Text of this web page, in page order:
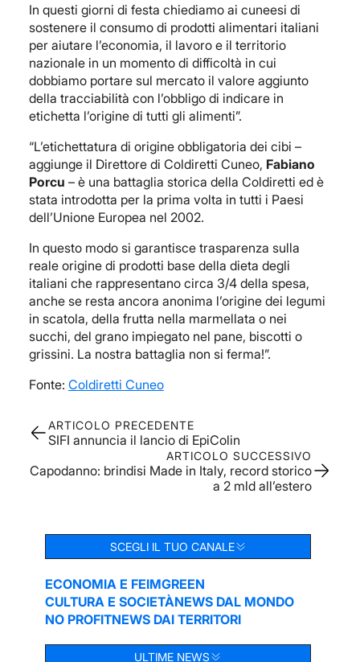
In questi giorni di festa chiediamo ai cuneesi di
sostenere il consumo di prodotti alimentari italiani
per aiutare l’economia, il lavoro e il territorio
nazionale in un momento di difficoltà in cui
dobbiamo portare sul mercato il valore aggiunto
della tracciabilità con l’obbligo di indicare in
etichetta l’origine di tutti gli alimenti”.
“L’etichettatura di origine obbligatoria dei cibi –
aggiunge il Direttore di Coldiretti Cuneo, Fabiano
Porcu – è una battaglia storica della Coldiretti ed è
stata introdotta per la prima volta in tutti i Paesi
dell’Unione Europea nel 2002.
In questo modo si garantisce trasparenza sulla
reale origine di prodotti base della dieta degli
italiani che rappresentano circa 3/4 della spesa,
anche se resta ancora anonima l’origine dei legumi
in scatola, della frutta nella marmellata o nei
succhi, del grano impiegato nel pane, biscotti o
grissini. La nostra battaglia non si ferma!”.
Fonte: Coldiretti Cuneo
ARTICOLO PRECEDENTE
SIFI annuncia il lancio di EpiColin
ARTICOLO SUCCESSIVO
Capodanno: brindisi Made in Italy, record storico
a 2 mld all’estero
SCEGLI IL TUO CANALE
ECONOMIA E FEIMGREEN
CULTURA E SOCIETÀNEWS DAL MONDO
NO PROFITNEWS DAI TERRITORI
ULTIME NEWS